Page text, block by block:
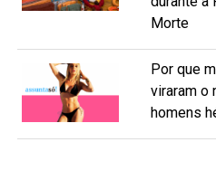
Morte
Por que
viraram o
homens